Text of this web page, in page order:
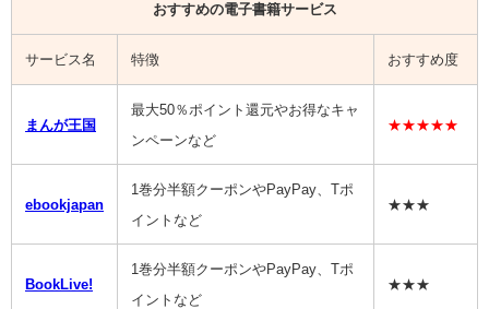
おすすめの電子書籍サービス
サービス名 特徴 おすすめ度
まんが王国
最大50％ポイント還元やお得なキャ
ンペーンなど
★★★★★
ebookjapan
1巻分半額クーポンやPayPay、Tポ
イントなど
★★★
BookLive!
1巻分半額クーポンやPayPay、Tポ
イントなど
★★★